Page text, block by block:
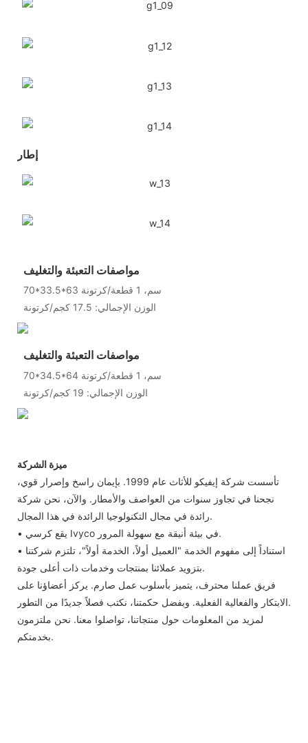
إطار
مواصفات التعبئة والتغليف
70*33.5*63 سم، 1 قطعة/كرتونة
الوزن الإجمالي: 17.5 كجم/كرتونة
مواصفات التعبئة والتغليف
70*34.5*64 سم، 1 قطعة/كرتونة
الوزن الإجمالي: 19 كجم/كرتونة
ميزة الشركة
تأسست شركة إيفيكو للأثاث عام 1999. بإيمان راسخ وإصرار قوي،
نجحنا في تجاوز سنوات من العواصف والأمطار. والآن، نحن شركة
رائدة في مجال التكنولوجيا الرائدة في هذا المجال.
• يقع كرسي Ivyco في بيئة أنيقة مع سهولة المرور.
• استناداً إلى مفهوم الخدمة "العميل أولاً، الخدمة أولاً"، تلتزم شركتنا
بتزويد عملائنا بمنتجات وخدمات ذات أعلى جودة.
فريق عملنا محترف، يتميز بأسلوب عمل صارم. يركز أعضاؤنا على
الابتكار والفعالية الفعلية. وبفضل حكمتنا، نكتب فصلاً جديدًا من التطور.
لمزيد من المعلومات حول منتجاتنا، تواصلوا معنا. نحن ملتزمون
بخدمتكم.